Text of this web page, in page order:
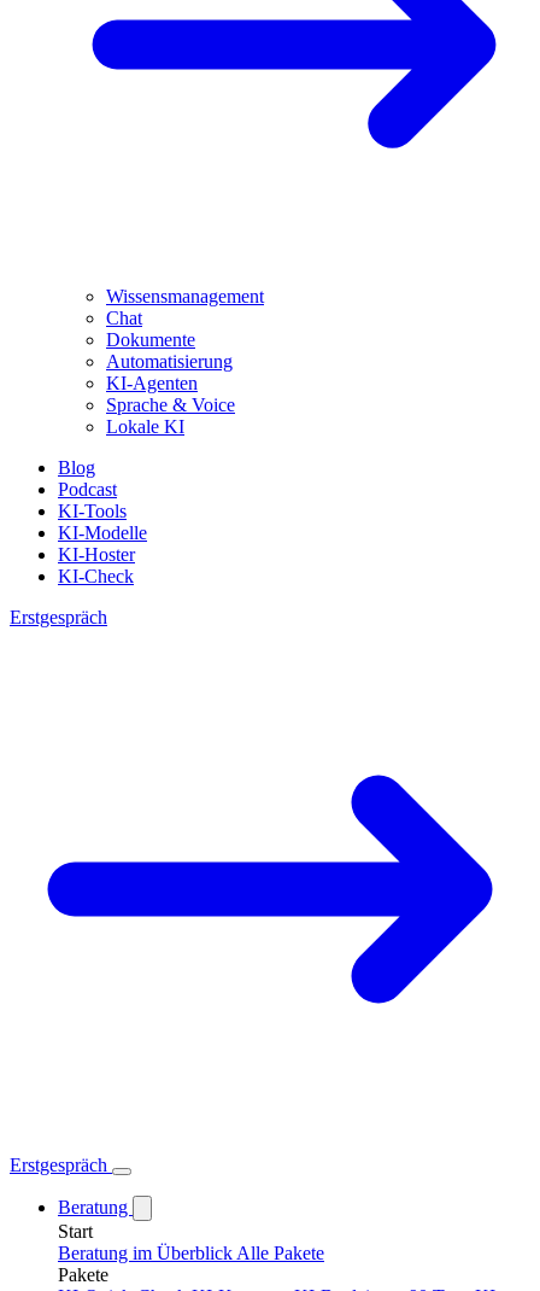
Wissensmanagement
Chat
Dokumente
Automatisierung
KI-Agenten
Sprache & Voice
Lokale KI
Blog
Podcast
KI-Tools
KI-Modelle
KI-Hoster
KI-Check
Erstgespräch
Erstgespräch
Beratung
Start
Beratung im Überblick Alle Pakete
Pakete